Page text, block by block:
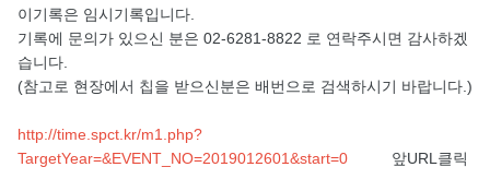
이기록은 임시기록입니다.
기록에 문의가 있으신 분은 02-6281-8822 로 연락주시면 감사하겠
습니다.
(참고로 현장에서 칩을 받으신분은 배번으로 검색하시기 바랍니다.)
http://time.spct.kr/m1.php?
TargetYear=&EVENT_NO=2019012601&start=0 앞URL클릭